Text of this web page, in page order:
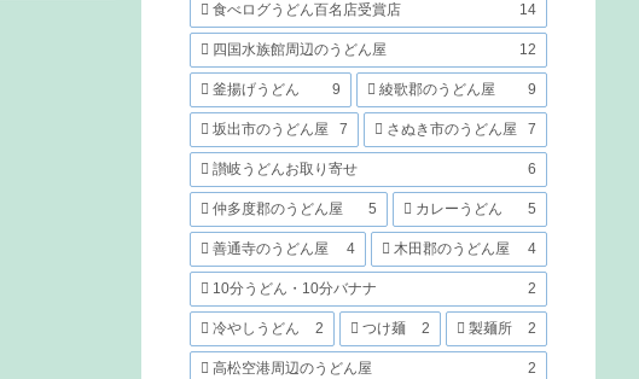
食べログうどん百名店受賞店 14
四国水族館周辺のうどん屋 12
釜揚げうどん 9 綾歌郡のうどん屋 9
坂出市のうどん屋 7 さぬき市のうどん屋 7
讃岐うどんお取り寄せ 6
仲多度郡のうどん屋 5 カレーうどん 5
善通寺のうどん屋 4 木田郡のうどん屋 4
10分うどん・10分バナナ 2
冷やしうどん 2 つけ麺 2 製麺所 2
高松空港周辺のうどん屋 2